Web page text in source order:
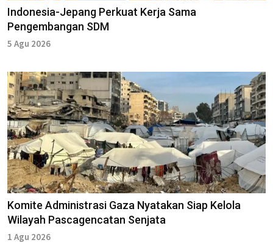
Indonesia-Jepang Perkuat Kerja Sama
Pengembangan SDM
5 Agu 2026
Komite Administrasi Gaza Nyatakan Siap Kelola
Wilayah Pascagencatan Senjata
1 Agu 2026